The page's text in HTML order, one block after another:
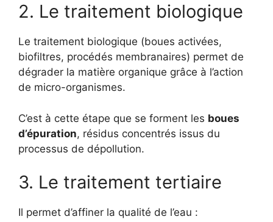
2. Le traitement biologique
Le traitement biologique (boues activées,
biofiltres, procédés membranaires) permet de
dégrader la matière organique grâce à l’action
de micro-organismes.
C’est à cette étape que se forment les boues
d’épuration, résidus concentrés issus du
processus de dépollution.
3. Le traitement tertiaire
Il permet d’affiner la qualité de l’eau :